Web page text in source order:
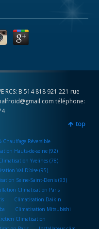
RCS: B 514 818 921 221 rue
téléphone:
top
Chauffage Réversible
Hauts-de-seine (92)
Yvelines (78)
Val-D’oise (95)
Seine-Saint-Denis (93)
Climatisation Paris
Climatisation Daikin
Climatisation Mitsubishi
Climatisation